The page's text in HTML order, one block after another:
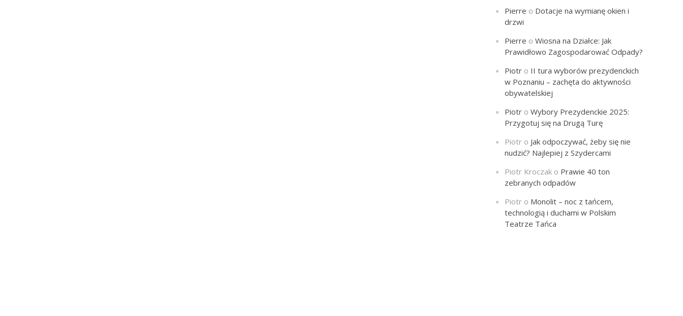
Pierre o Dotacje na wymianę okien i
drzwi
Pierre oWiosna na Działce: Jak
Prawidłowo Zagospodarować Odpady?
Piotr o II tura wyborów prezydenckich
w Poznaniu – zachęta do aktywności
obywatelskiej
Piotr oWybory Prezydenckie 2025:
Przygotuj się na Drugą Turę
Piotr o Jak odpoczywać, żeby się nie
nudzić? Najlepiej z Szydercami
Piotr Kroczak o Prawie 40 ton
zebranych odpadów
Piotr o Monolit – noc z tańcem,
technologią i duchami w Polskim
Teatrze Tańca